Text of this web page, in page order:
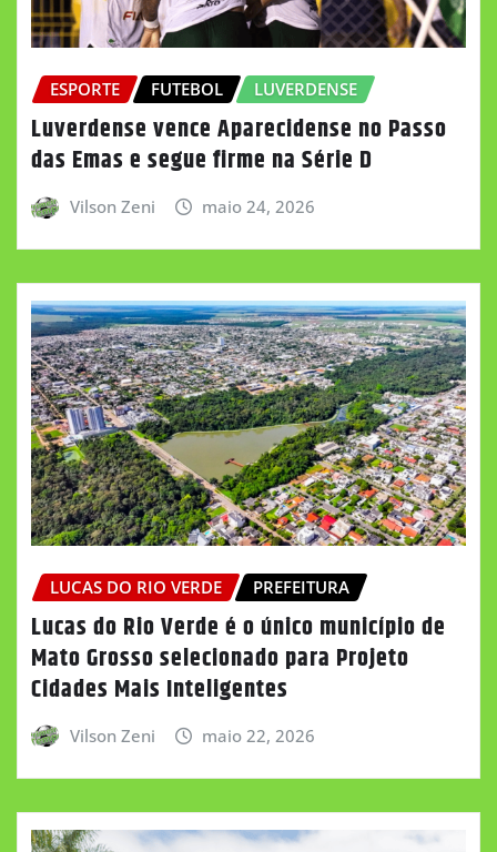
ESPORTE FUTEBOL LUVERDENSE
Luverdense vence Aparecidense no Passo
das Emas e segue firme na Série D
Vilson Zeni maio 24, 2026
LUCAS DO RIO VERDE PREFEITURA
Lucas do Rio Verde é o único município de
Mato Grosso selecionado para Projeto
Cidades Mais Inteligentes
Vilson Zeni maio 22, 2026